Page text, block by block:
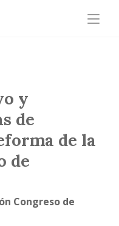
y
de
de la
de
Congreso de